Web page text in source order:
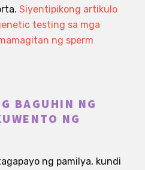
Siyentipikong artikulo
testing sa mga
ng sperm
BAGUHIN NG
NG
ng pamilya, kundi